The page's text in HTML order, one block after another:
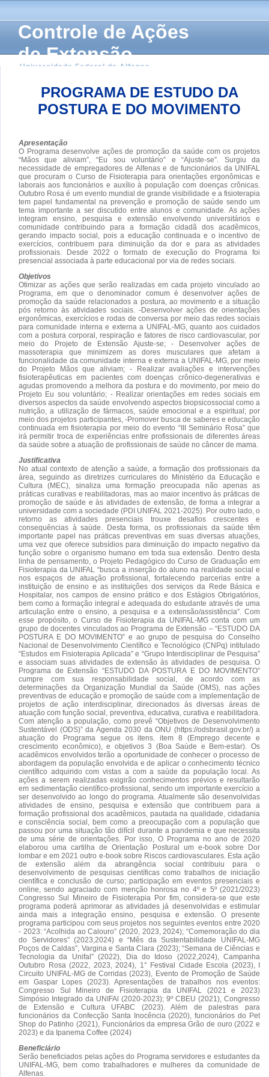
Controle de Ações
de Extensão
Universidade Federal de Alfenas
PROGRAMA DE ESTUDO DA
POSTURA E DO MOVIMENTO
Apresentação
O Programa desenvolve ações de promoção da saúde com os projetos
“Mãos que aliviam”, “Eu sou voluntário” e “Ajuste-se”. Surgiu da
necessidade de empregadores de Alfenas e de funcionários da UNIFAL
que procuram o Curso de Fisioterapia para orientações ergonômicas e
laborais aos funcionários e auxílio à população com doenças crônicas.
Outubro Rosa é um evento mundial de grande visibilidade e a fisioterapia
tem papel fundamental na prevenção e promoção de saúde sendo um
tema importante a ser discutido entre alunos e comunidade. As ações
integram ensino, pesquisa e extensão envolvendo universitários e
comunidade contribuindo para a formação cidadã dos acadêmicos,
gerando impacto social, pois a educação continuada e o incentivo de
exercícios, contribuem para diminuição da dor e para as atividades
profissionais. Desde 2022 o formato de execução do Programa foi
presencial associada à parte educacional por via de redes sociais.
Objetivos
Otimizar as ações que serão realizadas em cada projeto vinculado ao
Programa, em que o denominador comum é desenvolver ações de
promoção da saúde relacionados a postura, ao movimento e a situação
pós retorno às atividades sociais. -Desenvolver ações de orientações
ergonômicas, exercícios e rodas de conversa por meio das redes sociais
para comunidade interna e externa a UNIFAL-MG, quanto aos cuidados
com a postura corporal, respiração e fatores de risco cardiovascular, por
meio do Projeto de Extensão Ajuste-se; - Desenvolver ações de
massoterapia que minimizem as dores musculares que afetam a
funcionalidade da comunidade interna e externa a UNIFAL-MG, por meio
do Projeto Mãos que aliviam; - Realizar avaliações e intervenções
fisioterapêuticas em pacientes com doenças crônico-degenerativas e
agudas promovendo a melhora da postura e do movimento, por meio do
Projeto Eu sou voluntário; - Realizar orientações em redes sociais em
diversos aspectos da saúde envolvendo aspectos biopsicossocial como a
nutrição, a utilização de fármacos, saúde emocional e a espiritual; por
meio dos projetos participantes, -Promover busca de saberes e educação
continuada em fisioterapia por meio do evento “III Seminário Rosa” que
irá permitir troca de experiências entre profissionais de diferentes áreas
da saúde sobre a atuação de profissionais de saúde no câncer de mama.
Justificativa
No atual contexto de atenção a saúde, a formação dos profissionais da
área, seguindo as diretrizes curriculares do Ministério da Educação e
Cultura (MEC), sinaliza uma formação preocupada não apenas as
práticas curativas e reabilitadoras, mas ao maior incentivo às práticas de
promoção de saúde e às atividades de extensão, de forma a integrar a
universidade com a sociedade (PDI UNIFAL 2021-2025). Por outro lado, o
retorno as atividades presenciais trouxe desafios crescentes e
consequências à saúde. Desta forma, os profissionais da saúde têm
importante papel nas práticas preventivas em suas diversas atuações,
uma vez que oferece subsídios para diminuição do impacto negativo da
função sobre o organismo humano em toda sua extensão. Dentro desta
linha de pensamento, o Projeto Pedagógico do Curso de Graduação em
Fisioterapia da UNIFAL “busca a inserção do aluno na realidade social e
nos espaços de atuação profissional, fortalecendo parcerias entre a
instituição de ensino e as instituições dos serviços da Rede Básica e
Hospitalar, nos campos de ensino prático e dos Estágios Obrigatórios,
bem como a formação integral e adequada do estudante através de uma
articulação entre o ensino, a pesquisa e a extensão/assistência”. Com
esse propósito, o Curso de Fisioterapia da UNIFAL-MG conta com um
grupo de docentes vinculados ao Programa de Extensão – “ESTUDO DA
POSTURA E DO MOVIMENTO” e ao grupo de pesquisa do Conselho
Nacional de Desenvolvimento Científico e Tecnológico (CNPq) intitulado
“Estudos em Fisioterapia Aplicada” e “Grupo Interdisciplinar de Pesquisa”
e associam suas atividades de extensão às atividades de pesquisa. O
Programa de Extensão “ESTUDO DA POSTURA E DO MOVIMENTO”
cumpre com sua responsabilidade social, de acordo com as
determinações da Organização Mundial da Saúde (OMS), nas ações
preventivas de educação e promoção de saúde com a implementação de
projetos de ação interdisciplinar, direcionados às diversas áreas de
atuação com função social, preventiva, educativa, curativa e reabilitadora.
Com atenção a população, como prevê “Objetivos de Desenvolvimento
Sustentável (ODS)” da Agenda 2030 da ONU (https://odsbrasil.gov.br/) a
atuação do Programa segue os itens. item 8 (Emprego decente e
crescimento econômico), e objetivos 3 (Boa Saúde e Bem-estar). Os
acadêmicos envolvidos terão a oportunidade de conhecer o processo de
abordagem da população envolvida e de aplicar o conhecimento técnico
científico adquirido com vistas a com a saúde da população local. As
ações a serem realizadas exigirão conhecimentos prévios e resultarão
em sedimentação científico-profissional, sendo um importante exercício a
ser desenvolvido ao longo do programa. Atualmente são desenvolvidas
atividades de ensino, pesquisa e extensão que contribuem para a
formação profissional dos acadêmicos, pautada na qualidade, cidadania
e consciência social, bem como a preocupação com a população que
passou por uma situação tão difícil durante a pandemia e que necessita
de uma série de orientações. Por isso, O Programa no ano de 2020
elaborou uma cartilha de Orientação Postural um e-book sobre Dor
lombar e em 2021 outro e-book sobre Riscos cardiovasculares. Esta ação
de extensão além da abrangência social contribuiu para o
desenvolvimento de pesquisas científicas como trabalhos de iniciação
científica e conclusão de curso; participação em eventos presenciais e
online, sendo agraciado com menção honrosa no 4º e 5º (2021/2023)
Congresso Sul Mineiro de Fisioterapia Por fim, considera-se que este
programa poderá aprimorar as atividades já desenvolvidas e estimular
ainda mais a integração ensino, pesquisa e extensão. O presente
programa participou com seus projetos nos seguintes eventos entre 2020
- 2023: “Acolhida ao Calouro” (2020, 2023, 2024); “Comemoração do dia
do Servidores” (2023,2024) e “Mês da Sustentabilidade UNIFAL-MG
Poços de Caldas”, Vargina e Santa Clara (2023); “Semana de Ciências e
Tecnologia da Unifal” (2022), Dia do Idoso (2022,2024), Campanha
Outubro Rosa (2022, 2023, 2024), 1° Festival Cidade Escola (2023), I
Circuito UNIFAL-MG de Corridas (2023), Evento de Promoção de Saúde
em Gaspar Lopes (2023). Apresentações de trabalhos nos eventos:
Congresso Sul Mineiro de Fisioterapia da UNIFAL (2021 e 2023)
Simpósio Integrado da UNIFAl (2020-2023); 9º CBEU (2021), Congresso
de Extensão e Cultura UFABC (2023). Além de palestras para
funcionários da Confecção Santa Inocência (2020), funcionários do Pet
Shop do Patinho (2021), Funcionários da empresa Grão de ouro (2022 e
2023) e da Ipanema Coffee (2024)
Beneficiário
Serão beneficiados pelas ações do Programa servidores e estudantes da
UNIFAL-MG, bem como trabalhadores e mulheres da comunidade de
Alfenas.